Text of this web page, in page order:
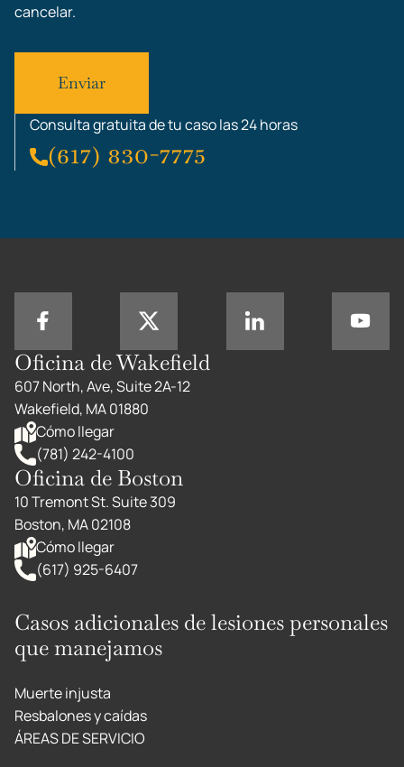
cancelar.
Consulta gratuita de tu caso las 24 horas
(617) 830-7775
Oficina de Wakefield
607 North, Ave, Suite 2A-12
Wakefield, MA 01880
Cómo llegar
(781) 242-4100
Oficina de Boston
10 Tremont St. Suite 309
Boston, MA 02108
Cómo llegar
(617) 925-6407
Casos adicionales de lesiones personales
que manejamos
Muerte injusta
Resbalones y caídas
ÁREAS DE SERVICIO